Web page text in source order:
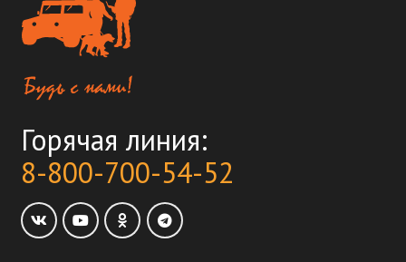
Горячая линия:
8-800-700-54-52